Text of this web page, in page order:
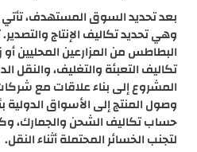
بعد تحديد السوق المستهدف، تأتي
وهي تحديد تكاليف الإنتاج
البطاطس من المزارعين المحليين
تكاليف التعبئة والتغليف، والنقل
المشروع إلى بناء علاقات مع
وصول المنتج إلى الأسواق
حساب تكاليف الشحن والجمارك،
لتجنب الخسائر المحتملة أثناء النقل.